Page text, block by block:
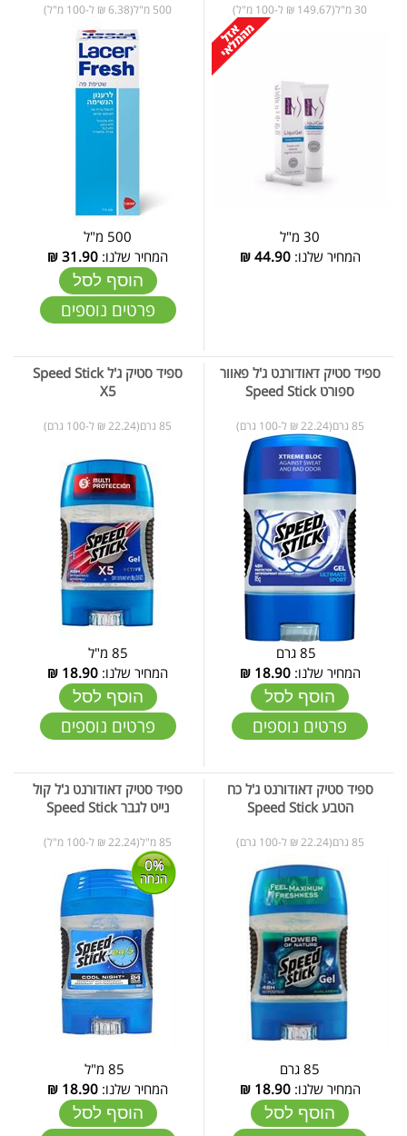
30 מ"ל(149.67 ₪ ל-100 מ"ל)
30 מ"ל
המחיר שלנו:44.90
₪
500 מ"ל(6.38 ₪ ל-100 מ"ל)
500 מ"ל
המחיר שלנו: 31.90
₪
הוסף לסל
פרטים נוספים
ספיד סטיק דאודורנט ג'ל פאוור
ספורט Speed Stick
85 גרם(22.24 ₪ ל-100 גרם)
המחיר שלנו:18.90
₪
הוסף לסל
פרטים נוספים
ספיד סטיק ג'ל Speed Stick
X5
85 גרם(22.24 ₪ ל-100 גרם)
85 מ"ל
המחיר שלנו: 18.90
₪
הוסף לסל
פרטים נוספים
ספיד סטיק דאודורנט ג'ל כח
הטבע Speed Stick
85 גרם(22.24 ₪ ל-100 גרם)
85 גרם
המחיר שלנו:18.90
₪
הוסף לסל
ספיד סטיק דאודורנט ג'ל קול
נייט לגבר Speed Stick
85 מ"ל(22.24 ₪ ל-100 מ"ל)
0%
הנחה
המחיר שלנו: 18.90
₪
הוסף לסל